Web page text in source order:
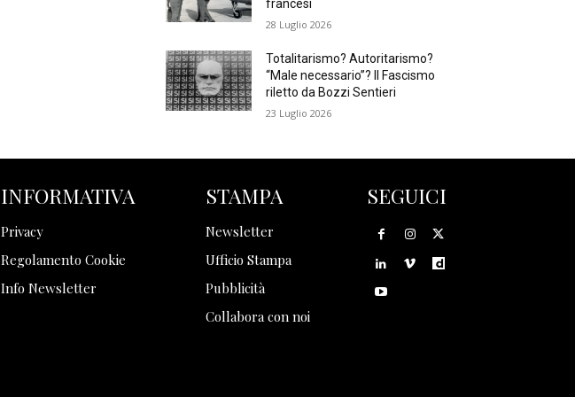
francesi
28 Luglio 2026
Totalitarismo? Autoritarismo?
“Male necessario”? Il Fascismo
riletto da Bozzi Sentieri
23 Luglio 2026
INFORMATIVA
Privacy
Regolamento Cookie
Info Newsletter
STAMPA
Newsletter
Ufficio Stampa
Pubblicità
Collabora con noi
SEGUICI